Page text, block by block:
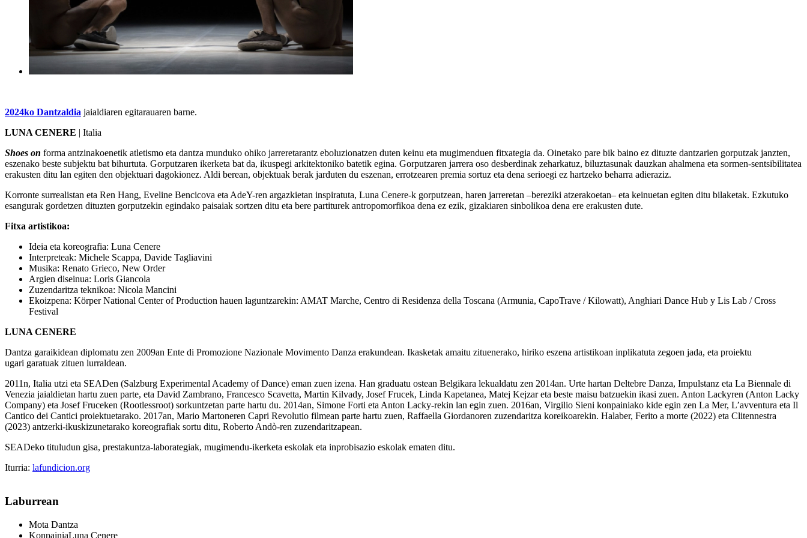
2024ko Dantzaldia jaialdiaren egitarauaren barne.
LUNA CENERE | Italia
Shoes on forma antzinakoenetik atletismo eta dantza munduko ohiko jarreretarantz eboluzionatzen duten keinu eta mugimenduen fitxategia da. Oinetako pare bik baino ez dituzte dantzarien gorputzak janzten,
eszenako beste subjektu bat bihurtuta. Gorputzaren ikerketa bat da, ikuspegi arkitektoniko batetik egina. Gorputzaren jarrera oso desberdinak zeharkatuz, biluztasunak dauzkan ahalmena eta sormen-sentsibilitatea
erakusten ditu lan egiten den objektuari dagokionez. Aldi berean, objektuak berak jarduten du eszenan, errotzearen premia sortuz eta dena serioegi ez hartzeko beharra adieraziz.
Korronte surrealistan eta Ren Hang, Eveline Bencicova eta AdeY-ren argazkietan inspiratuta, Luna Cenere-k gorputzean, haren jarreretan –bereziki atzerakoetan– eta keinuetan egiten ditu bilaketak. Ezkutuko
esangurak gordetzen dituzten gorputzekin egindako paisaiak sortzen ditu eta bere partiturek antropomorfikoa dena ez ezik, gizakiaren sinbolikoa dena ere erakusten dute.
Fitxa artistikoa:
Ideia eta koreografia: Luna Cenere
Interpreteak: Michele Scappa, Davide Tagliavini
Musika: Renato Grieco, New Order
Argien diseinua: Loris Giancola
Zuzendaritza teknikoa: Nicola Mancini
Ekoizpena: Körper National Center of Production hauen laguntzarekin: AMAT Marche, Centro di Residenza della Toscana (Armunia, CapoTrave / Kilowatt), Anghiari Dance Hub y Lis Lab / Cross
Festival
LUNA CENERE
Dantza garaikidean diplomatu zen 2009an Ente di Promozione Nazionale Movimento Danza erakundean. Ikasketak amaitu zituenerako, hiriko eszena artistikoan inplikatuta zegoen jada, eta proiektu
ugari garatuak zituen lurraldean.
2011n, Italia utzi eta SEADen (Salzburg Experimental Academy of Dance) eman zuen izena. Han graduatu ostean Belgikara lekualdatu zen 2014an. Urte hartan Deltebre Danza, Impulstanz eta La Biennale di
Venezia jaialdietan hartu zuen parte, eta David Zambrano, Francesco Scavetta, Martin Kilvady, Josef Frucek, Linda Kapetanea, Matej Kejzar eta beste maisu batzuekin ikasi zuen. Anton Lackyren (Anton Lacky
Company) eta Josef Fruceken (Rootlessroot) sorkuntzetan parte hartu du. 2014an, Simone Forti eta Anton Lacky-rekin lan egin zuen. 2016an, Virgilio Sieni konpainiako kide egin zen La Mer, L’avventura eta Il
Cantico dei Cantici proiektuetarako. 2017an, Mario Martoneren Capri Revolutio filmean parte hartu zuen, Raffaella Giordanoren zuzendaritza koreikoarekin. Halaber, Ferito a morte (2022) eta Clitennestra
(2023) antzerki-ikuskizunetarako koreografiak sortu ditu, Roberto Andò-ren zuzendaritzapean.
SEADeko tituludun gisa, prestakuntza-laborategiak, mugimendu-ikerketa eskolak eta inprobisazio eskolak ematen ditu.
Iturria: lafundicion.org
Laburrean
Mota Dantza
KonpainiaLuna Cenere